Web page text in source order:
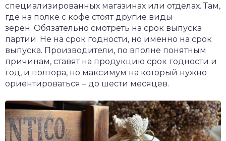
специализированных магазинах или отделах. Там,
где на полке с кофе стоят другие виды
зерен. Обязательно смотреть на срок выпуска
партии. Не на срок годности, но именно на срок
выпуска. Производители, по вполне понятным
причинам, ставят на продукцию срок годности и
год, и полтора, но максимум на который нужно
ориентироваться – до шести месяцев.